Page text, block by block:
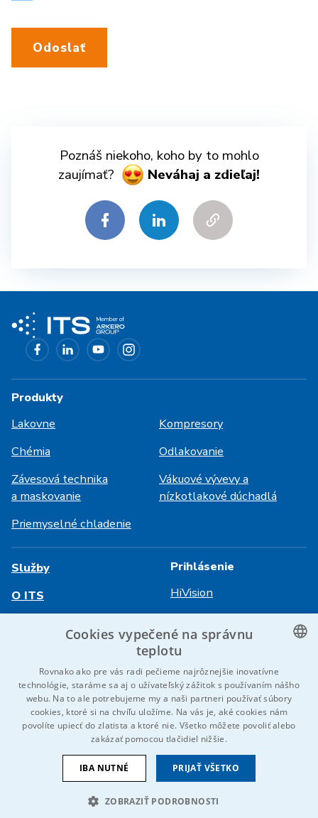
Odoslať
Poznáš niekoho, koho by to mohlo
zaujímať?
Neváhaj a zdieľaj!
Produkty
Lakovne
Kompresory
Chémia
Odlakovanie
Závesová technika
a maskovanie
Vákuové vývevy a
nízkotlakové dúchadlá
Priemyselné chladenie
Služby
O ITS
Kontaktujte nás
Prihlásenie
HiVision
© 2026 IDEAL-Trade Service, spol. s r.o.
Ochrana osobných údajov Cookies
Oznámenie EU
CZECH
GERMAN
Cookies vypečené na správnu
teplotu
Rovnako ako pre vás radi pečieme najrôznejšie inovatívne
technológie, staráme sa aj o užívateľský zážitok s používaním nášho
webu. Na to ale potrebujeme my a naši partneri používať súbory
cookies, ktoré si na chvíľu uložíme. Na vás je, aké cookies nám
povolíte upiecť do zlatista a ktoré nie. Všetko môžete povoliť alebo
zakázať pomocou tlačidiel nižšie.
PRIJAŤ VŠETKO
IBA NUTNÉ
ZOBRAZIŤ PODROBNOSTI